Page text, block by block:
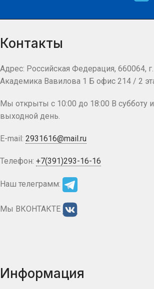
Контакты
Адрес: Российская Федерация, 660064,
Академика Вавилова 1 Б офис 214 / 2
Мы открыты с 10:00 до 18:00 В субботу
выходной день.
E-mail: 2931616@mail.ru
Телефон: +7(391)293-16-16
Наш телеграмм:
Мы ВКОНТАКТЕ
Информация